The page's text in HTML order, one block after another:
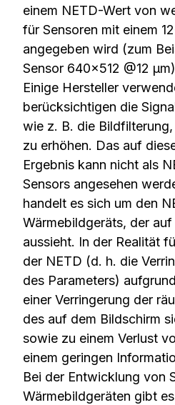
einem NETD-Wert von
für Sensoren mit einem
angegeben wird (zum
Sensor 640×512 @12
Einige Hersteller
berücksichtigen die
wie z. B. die
zu erhöhen. Das auf
Ergebnis kann nicht als
Sensors angesehen
handelt es sich um den
Wärmebildgeräts, der
aussieht. In der Realität
der NETD (d. h. die
des Parameters)
einer Verringerung der
des auf dem Bildschirm
sowie zu einem Verlust
einem geringen
Bei der Entwicklung von
Wärmebildgeräten gibt